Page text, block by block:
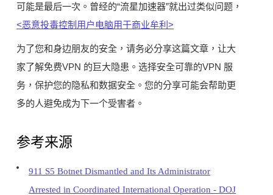
可能是最后一次。曾经的“流星加速器”就出过类似问题，
<恶意投毒控制用户电脑用于商业牟利​​>
为了您和身边朋友的安全，请务必分享这篇文章，让大
家了解免费VPN 的巨大隐患。选择安全可靠的VPN 服
务，保护您的隐私和数据安全。您的分享可能会帮助更
多的人避免成为下一个受害者。
参考来源
911 S5 Botnet Dismantled and Its Administrator
Arrested in Coordinated International Operation - DOJ